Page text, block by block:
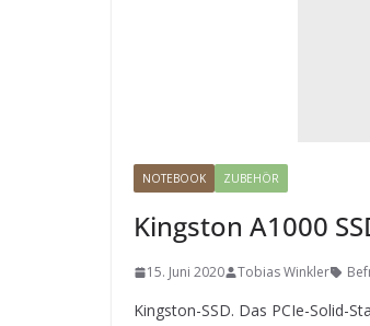
NOTEBOOK ZUBEHÖR
Kingston A1000
15. Juni 2020 Tobias Winkler
Kingston-SSD. Das PCIe-Solid-